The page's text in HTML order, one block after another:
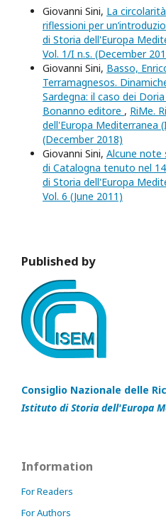
Giovanni Sini, La
riflessioni per
di Storia dell'Europa
Vol. 1/I n.s. (December
Giovanni Sini, Basso,
Terramagnesos.
Sardegna: il caso dei
Bonanno editore , RiMe.
dell'Europa Mediterranea
(December 2018)
Giovanni Sini, Alcune note
di Catalogna tenuto nel
di Storia dell'Europa
Vol. 6 (June 2011)
Published by
Consiglio Nazionale delle
Istituto di Storia dell'Europa
Information
For Readers
For Authors